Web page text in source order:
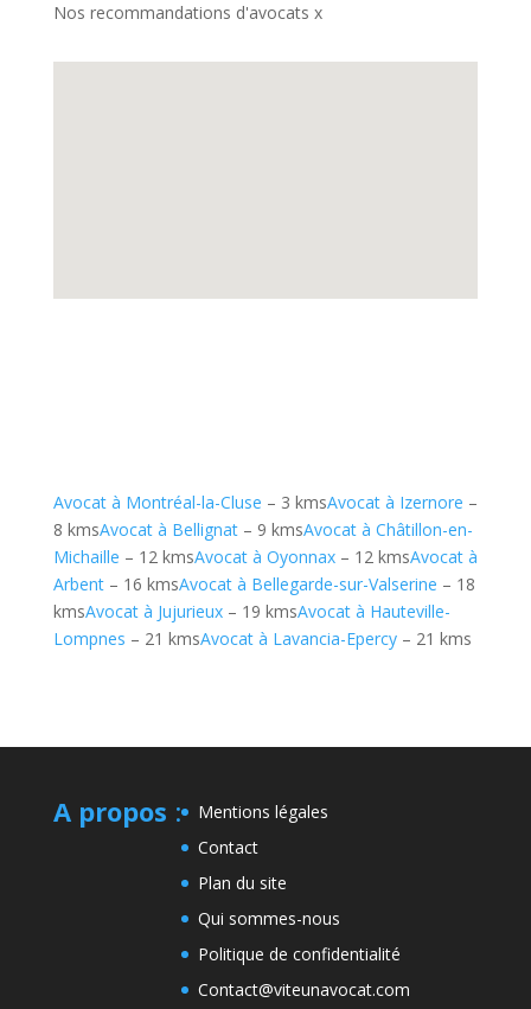
Nos recommandations d'avocats x
Avocat à Montréal-la-Cluse – 3 kmsAvocat à Izernore –
8 kmsAvocat à Bellignat– 9 kmsAvocat à Châtillon-en-
Michaille – 12 kmsAvocat à Oyonnax– 12 kmsAvocat à
Arbent– 16 kmsAvocat à Bellegarde-sur-Valserine – 18
kmsAvocat à Jujurieux– 19 kmsAvocat à Hauteville-
Lompnes – 21 kmsAvocat à Lavancia-Epercy– 21 kms
A propos :
Mentions légales
Contact
Plan du site
Qui sommes-nous
Politique de confidentialité
Contact@viteunavocat.com